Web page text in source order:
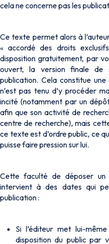
cela ne concerne pas les
Ce texte permet alors à
« accordé des droits
disposition gratuitement, par
ouvert, la version finale de
publication. Cela constitue
n’est pas tenu d’y procéder
incité (notamment par un
afin que son activité de
centre de recherche), mais
ce texte est d’ordre public, ce
puisse faire pression sur lui.
Cette faculté de déposer un
intervient à des dates qui
publication :
Si l’éditeur met lui-
disposition du public par